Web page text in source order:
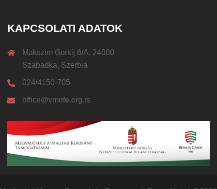
KAPCSOLATI ADATOK
Makszim Gorkij 6/A, 24000
Szabadka, Szerbia
024/4150-705
office@vmofe.org.rs